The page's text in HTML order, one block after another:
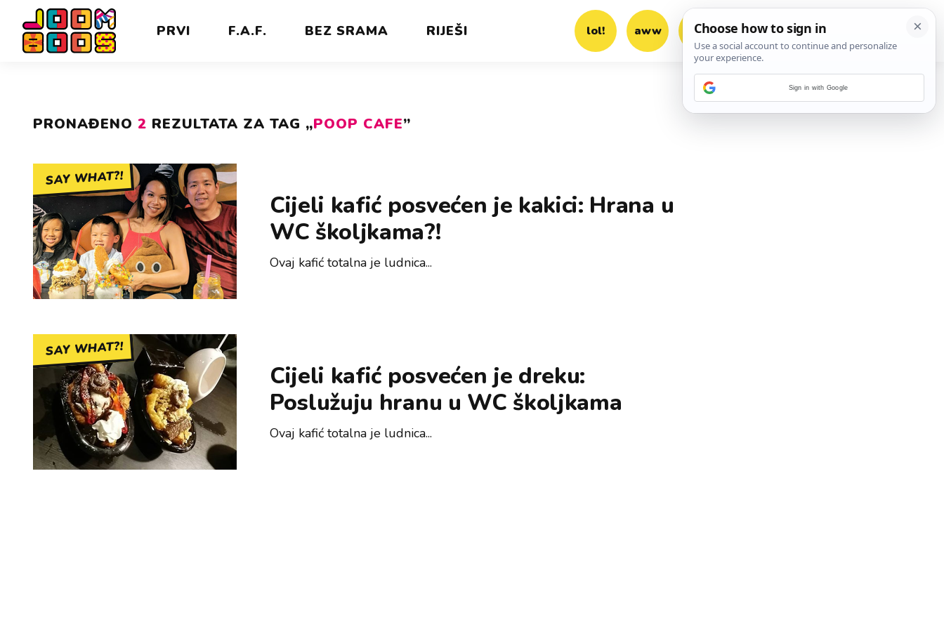
PRVI F.A.F. BEZ SRAMA RIJEŠI lol! aww vrh! woot?!
PRONAĐENO 2 REZULTATA ZA TAG „POOP CAFE”
SAY WHAT?!
Cijeli kafić posvećen je kakici: Hrana u
WC školjkama?!
Ovaj kafić totalna je ludnica...
SAY WHAT?!
Cijeli kafić posvećen je dreku:
Poslužuju hranu u WC školjkama
Ovaj kafić totalna je ludnica...
Sign in with Google